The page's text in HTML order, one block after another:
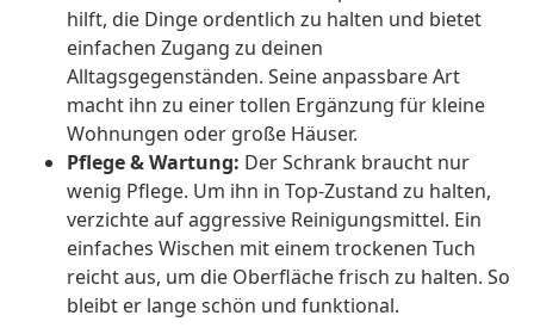
hilft, die Dinge ordentlich zu halten und bietet
einfachen Zugang zu deinen
Alltagsgegenständen. Seine anpassbare Art
macht ihn zu einer tollen Ergänzung für kleine
Wohnungen oder große Häuser.
Pflege & Wartung: Der Schrank braucht nur
wenig Pflege. Um ihn in Top-Zustand zu halten,
verzichte auf aggressive Reinigungsmittel. Ein
einfaches Wischen mit einem trockenen Tuch
reicht aus, um die Oberfläche frisch zu halten. So
bleibt er lange schön und funktional.